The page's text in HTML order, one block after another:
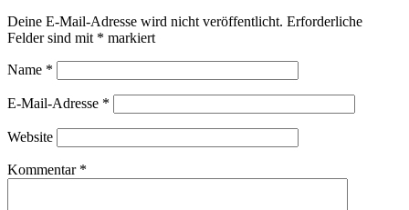
Deine E-Mail-Adresse wird nicht veröffentlicht. Erforderliche
Felder sind mit * markiert
Name *
E-Mail-Adresse *
Website
Kommentar *